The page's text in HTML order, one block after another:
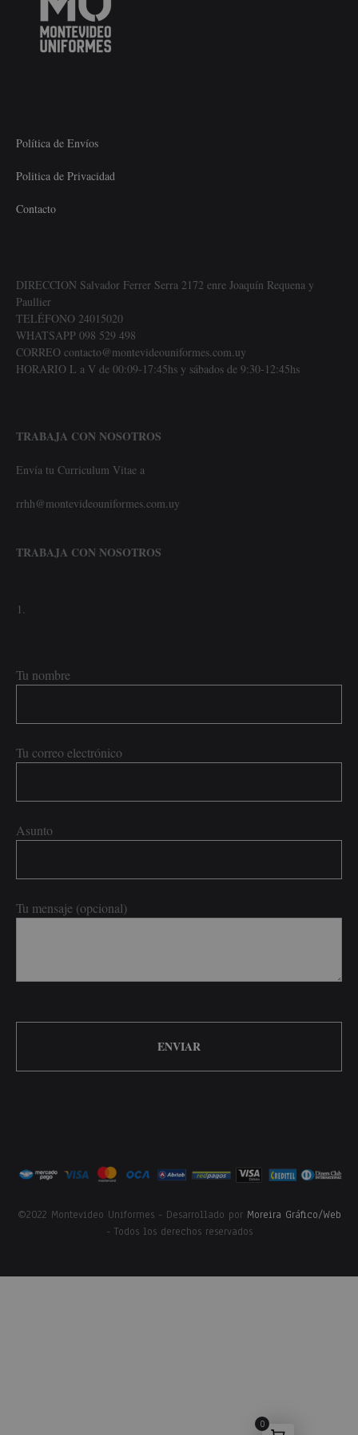
Política de Envíos
Politica de Privacidad
Contacto
DIRECCION Salvador Ferrer Serra 2172 enre Joaquín Requena y
Paullier
TELÉFONO 24015020
WHATSAPP 098 529 498
CORREO contacto@montevideouniformes.com.uy
HORARIO L a V de 00:09-17:45hs y sábados de 9:30-12:45hs
TRABAJA CON NOSOTROS
Envía tu Curriculum Vitae a
rrhh@montevideouniformes.com.uy
TRABAJA CON NOSOTROS
Tu nombre
Tu correo electrónico
Asunto
Tu mensaje (opcional)
©2022 Montevideo Uniformes - Desarrollado por Moreira Gráfico/Web
- Todos los derechos reservados
0